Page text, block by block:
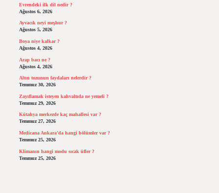
Evrendeki ilk dil nedir ?
Ağustos 6, 2026
Ayvacık neyi meşhur ?
Ağustos 5, 2026
Boya niye kalkar ?
Ağustos 4, 2026
Arap bacı ne ?
Ağustos 4, 2026
Altın tozunun faydaları nelerdir ?
Temmuz 30, 2026
Zayıflamak isteyen kahvaltıda ne yemeli ?
Temmuz 29, 2026
Kütahya merkezde kaç mahallesi var ?
Temmuz 27, 2026
Medicana Ankara’da hangi bölümler var ?
Temmuz 25, 2026
Klimanın hangi modu sıcak üfler ?
Temmuz 25, 2026